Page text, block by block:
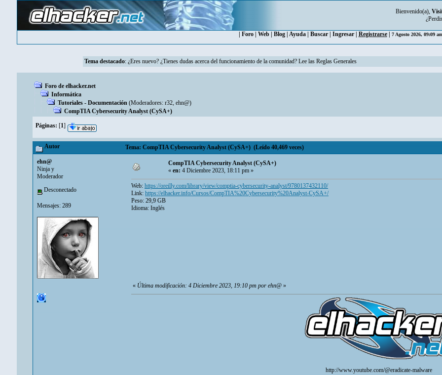
Bienvenido(a),
Foro| Web| Blog| Ayuda| Buscar| Ingresar| Registrarse| 7 Agosto 2026, 09:09
Tema destacado: ¿Eres nuevo? ¿Tienes dudas acerca del funcionamiento de la comunidad? Lee las Reglas Generales
Foro de elhacker.net
Informática
Tutoriales - Documentación (Moderadores: r32, ehn@)
CompTIA Cybersecurity Analyst (CySA+)
Páginas: [1]
Autor Tema: CompTIA Cybersecurity Analyst (CySA+) (Leído 40,469 veces)
ehn@
Ninja y
Moderador
Desconectado
Mensajes: 289
CompTIA Cybersecurity Analyst (CySA+)
«en:4 Diciembre 2023, 18:11 pm »
Web:https://oreilly.com/library/view/comptia-cybersecurity-analyst/9780137432110/
Link:https://elhacker.info/Cursos/CompTIA%20Cybersecurity%20Analyst-CySA+/
Peso: 29,9 GB
Idioma: Inglés
«Última modificación: 4 Diciembre 2023, 19:10 pm por ehn@»
http://www.youtube.com/@eradicate-malware